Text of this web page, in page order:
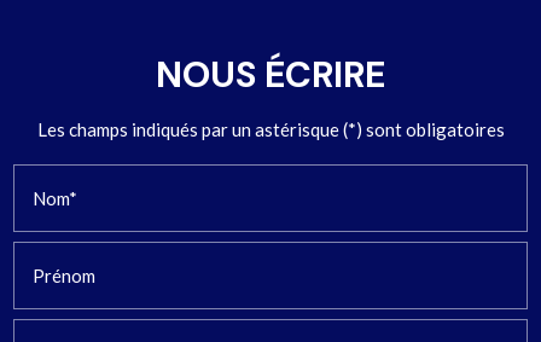
NOUS ÉCRIRE
Les champs indiqués par un astérisque (*) sont obligatoires
Nom*
Prénom